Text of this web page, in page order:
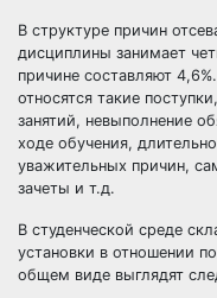
В структуре причин
дисциплины занимает
причине составляют
относятся такие
занятий, невыполнение
ходе обучения,
уважительных причин,
зачеты и т.д.
В студенческой среде
установки в отношении
общем виде выглядят